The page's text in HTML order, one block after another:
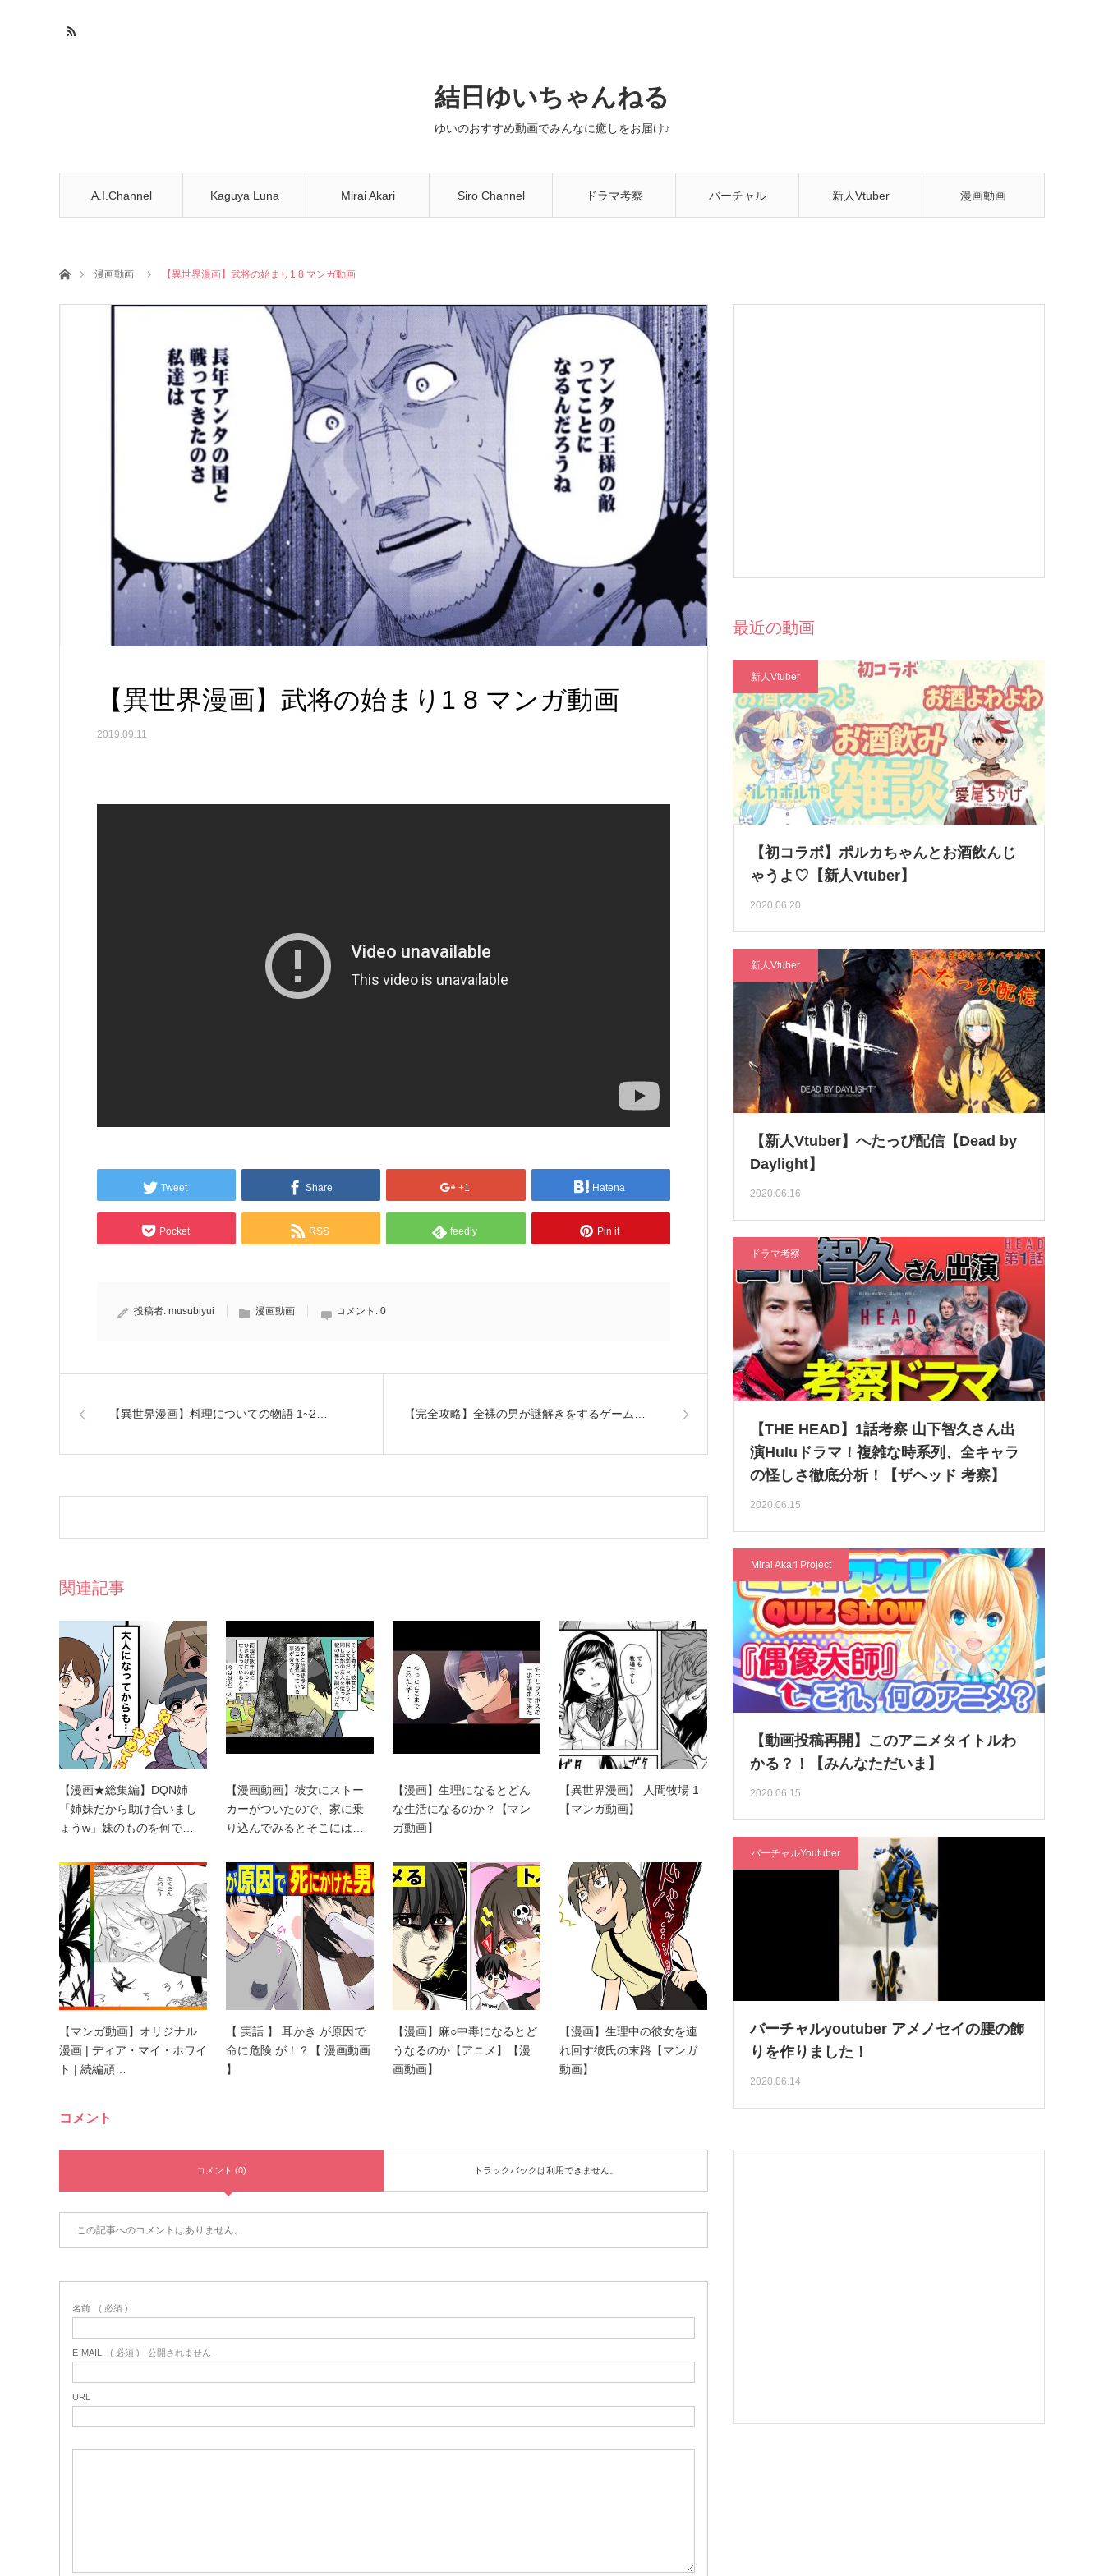
結日ゆいちゃんねる
ゆいのおすすめ動画でみんなに癒しをお届け♪
A.I.Channel Kaguya Luna Mirai Akari Siro Channel ドラマ考察 バーチャル 新人Vtuber 漫画動画
ホーム漫画動画 【異世界漫画】武将の始まり1 8 マンガ動画
【異世界漫画】武将の始まり1 8 マンガ動画
2019.09.11
Tweet Share +1 Hatena
Pocket RSS feedly Pin it
投稿者: musubiyui 漫画動画 コメント: 0
【異世界漫画】料理についての物語 1~2… 【完全攻略】全裸の男が謎解きをするゲーム…
関連記事
【漫画★総集編】DQN姉
「姉妹だから助け合いまし
ょうw」妹のものを何で…
【漫画動画】彼女にストー
カーがついたので、家に乗
り込んでみるとそこには…
【漫画】生理になるとどん
な生活になるのか？【マン
ガ動画】
【異世界漫画】 人間牧場 1
【マンガ動画】
【マンガ動画】オリジナル
漫画 | ディア・マイ・ホワイ
ト | 続編頑…
【 実話 】 耳かき が原因で
命に危険 が！？【 漫画動画
】
【漫画】麻○中毒になるとど
うなるのか【アニメ】【漫
画動画】
【漫画】生理中の彼女を連
れ回す彼氏の末路【マンガ
動画】
コメント
コメント (0) トラックバックは利用できません。
この記事へのコメントはありません。
名前 ( 必須 )
E-MAIL ( 必須 ) - 公開されません -
URL
最近の動画
新人Vtuber
【初コラボ】ポルカちゃんとお酒飲んじ
ゃうよ♡【新人Vtuber】
2020.06.20
新人Vtuber
【新人Vtuber】へたっぴ配信【Dead by
Daylight】
2020.06.16
ドラマ考察
【THE HEAD】1話考察 山下智久さん出
演Huluドラマ！複雑な時系列、全キャラ
の怪しさ徹底分析！【ザヘッド 考察】
2020.06.15
Mirai Akari Project
【動画投稿再開】このアニメタイトルわ
かる？！【みんなただいま】
2020.06.15
バーチャルYoutuber
バーチャルyoutuber アメノセイの腰の飾
りを作りました！
2020.06.14